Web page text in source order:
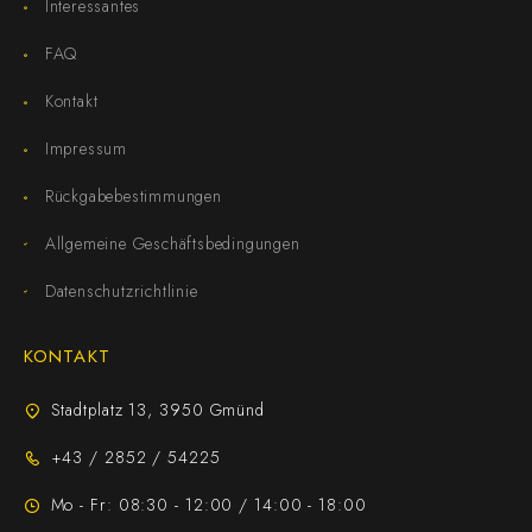
Interessantes
FAQ
Kontakt
Impressum
Rückgabebestimmungen
Allgemeine Geschäftsbedingungen
Datenschutzrichtlinie
KONTAKT
Stadtplatz 13, 3950 Gmünd
+43 / 2852 / 54225
Mo - Fr: 08:30 - 12:00 / 14:00 - 18:00